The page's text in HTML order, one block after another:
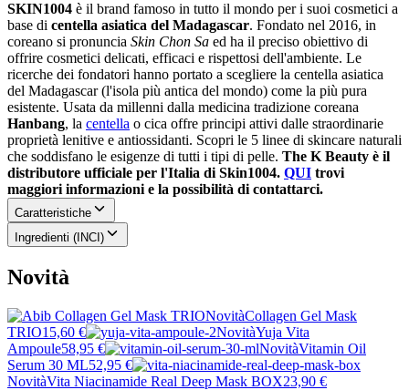
SKIN1004 è il brand famoso in tutto il mondo per i suoi cosmetici a
base di centella asiatica del Madagascar. Fondato nel 2016, in
coreano si pronuncia Skin Chon Sa ed ha il preciso obiettivo di
offrire cosmetici delicati, efficaci e rispettosi dell'ambiente. Le
ricerche dei fondatori hanno portato a scegliere la centella asiatica
del Madagascar (l'isola più antica del mondo) come la più pura
esistente. Usata da millenni dalla medicina tradizione coreana
Hanbang, la centella o cica offre principi attivi dalle straordinarie
proprietà lenitive e antiossidanti. Scopri le 5 linee di skincare naturali
che soddisfano le esigenze di tutti i tipi di pelle. The K Beauty è il
distributore ufficiale per l'Italia di Skin1004. QUI trovi
maggiori informazioni e la possibilità di contattarci.
Caratteristiche
Ingredienti (INCI)
Novità
NovitàCollagen Gel Mask
TRIO15,60 € NovitàYuja Vita
Ampoule58,95 € NovitàVitamin Oil
Serum 30 ML52,95 €
NovitàVita Niacinamide Real Deep Mask BOX23,90 €